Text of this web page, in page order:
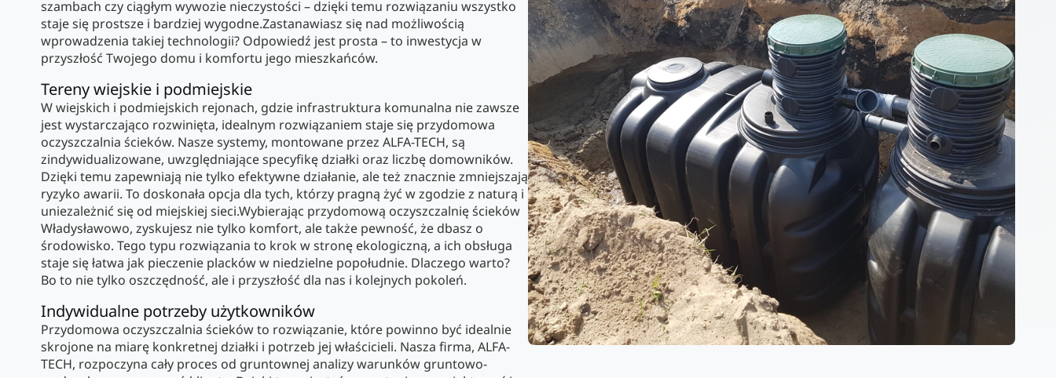
szambach czy ciągłym wywozie nieczystości – dzięki temu rozwiązaniu wszystko
staje się prostsze i bardziej wygodne.Zastanawiasz się nad możliwością
wprowadzenia takiej technologii? Odpowiedź jest prosta – to inwestycja w
przyszłość Twojego domu i komfortu jego mieszkańców.
Tereny wiejskie i podmiejskie
W wiejskich i podmiejskich rejonach, gdzie infrastruktura komunalna nie zawsze
jest wystarczająco rozwinięta, idealnym rozwiązaniem staje się przydomowa
oczyszczalnia ścieków. Nasze systemy, montowane przez ALFA-TECH, są
zindywidualizowane, uwzględniające specyfikę działki oraz liczbę domowników.
Dzięki temu zapewniają nie tylko efektywne działanie, ale też znacznie zmniejszają
ryzyko awarii. To doskonała opcja dla tych, którzy pragną żyć w zgodzie z naturą i
uniezależnić się od miejskiej sieci.Wybierając przydomową oczyszczalnię ścieków
Władysławowo, zyskujesz nie tylko komfort, ale także pewność, że dbasz o
środowisko. Tego typu rozwiązania to krok w stronę ekologiczną, a ich obsługa
staje się łatwa jak pieczenie placków w niedzielne popołudnie. Dlaczego warto?
Bo to nie tylko oszczędność, ale i przyszłość dla nas i kolejnych pokoleń.
Indywidualne potrzeby użytkowników
Przydomowa oczyszczalnia ścieków to rozwiązanie, które powinno być idealnie
skrojone na miarę konkretnej działki i potrzeb jej właścicieli. Nasza firma, ALFA-
TECH, rozpoczyna cały proces od gruntownej analizy warunków gruntowo-